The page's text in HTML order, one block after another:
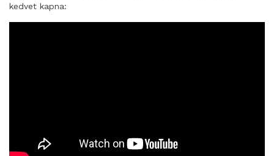
kedvet kapna: